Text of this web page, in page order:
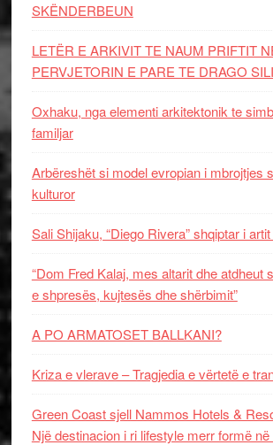
SKËNDERBEUN
LETËR E ARKIVIT TE NAUM PRIFTIT
PERVJETORIN E PARE TE DRAGO
Oxhaku, nga elementi arkitektonik te
familjar
Arbëreshët si model evropian i mbrojtjes
kulturor
Sali Shijaku, “Diego Rivera” shqiptar i
“Dom Fred Kalaj, mes altarit dhe atdheut
e shpresës, kujtesës dhe shërbimit”
A PO ARMATOSET BALLKANI?
Kriza e vlerave – Tragjedia e vërtetë e
Green Coast sjell Nammos Hotels &
Një destinacion i ri lifestyle merr formë